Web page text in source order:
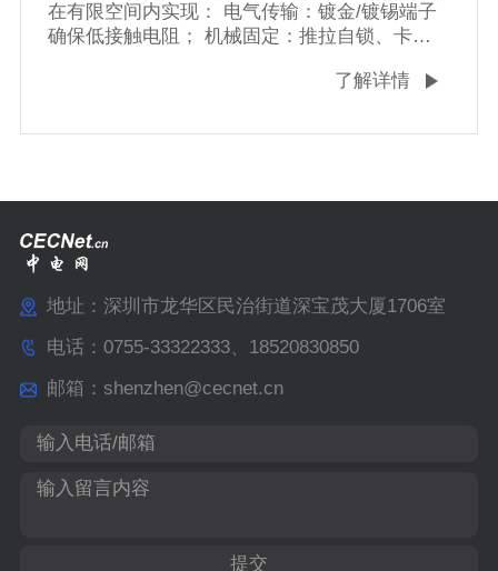
在有限空间内实现： ‌电气传输‌：镀金/镀锡端子
确保低接触电阻； ‌机械固定‌：推拉自锁、卡扣
Clasp系列）‌ 高密度‌：17P~32P FPC插座支持
器市场规模预计达39.26亿美元，中国占12.15
亿美元。P
了解详情
地址：深圳市龙华区民治街道深宝茂大厦1706室
电话：0755-33322333、18520830850
邮箱：shenzhen@cecnet.cn